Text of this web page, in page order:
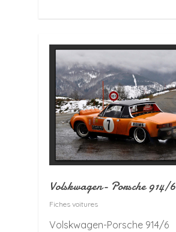
Volskwagen- Porsche 914/6
Fiches voitures
Volskwagen-Porsche 914/6